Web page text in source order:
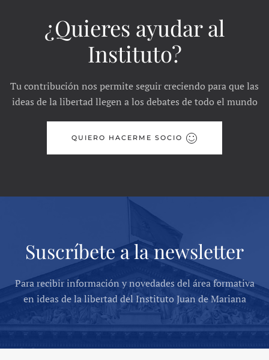
¿Quieres ayudar al
Instituto?
Tu contribución nos permite seguir creciendo para que las
ideas de la libertad llegen a los debates de todo el mundo
QUIERO HACERME SOCIO
Suscríbete a la newsletter
Para recibir información y novedades del área formativa
en ideas de la libertad del Instituto Juan de Mariana